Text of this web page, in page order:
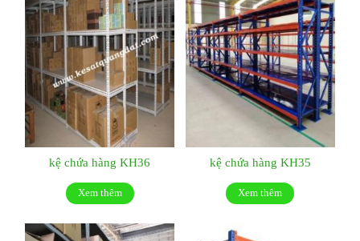
kệ chứa hàng KH36
Xem thêm
kệ chứa hàng KH35
Xem thêm